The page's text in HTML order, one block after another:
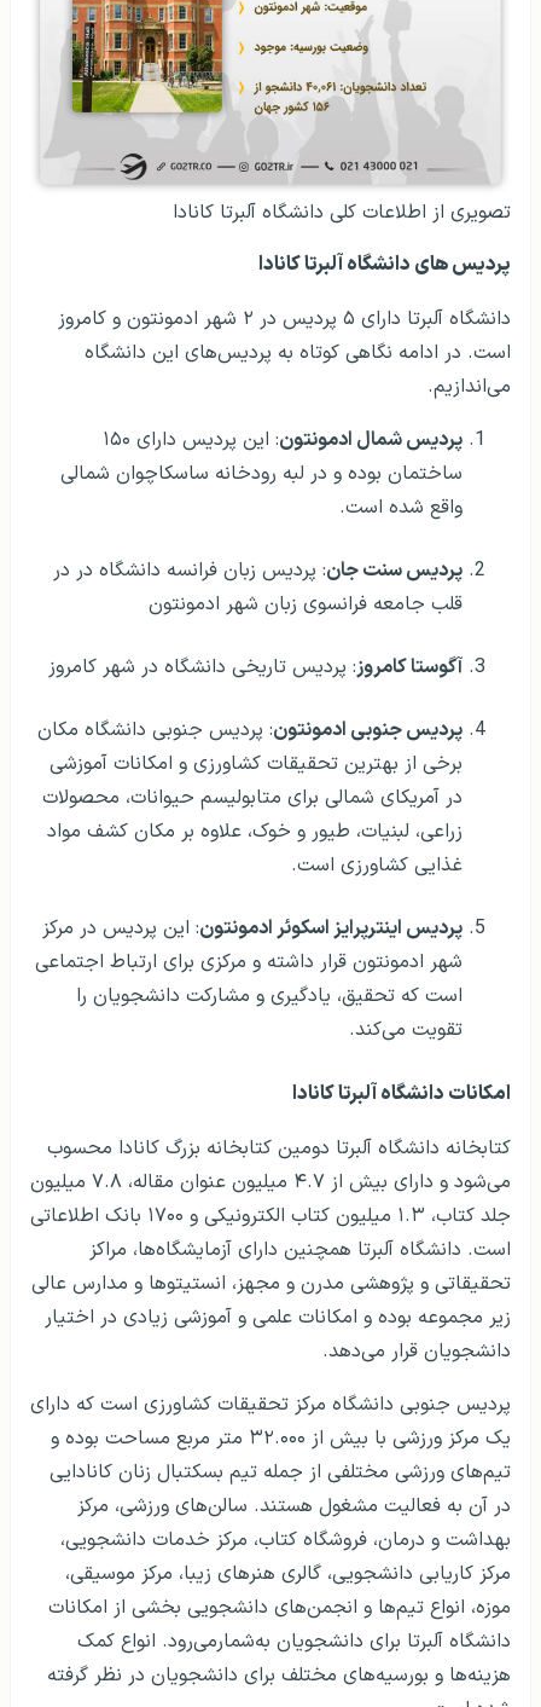
تصویری از اطلاعات کلی دانشگاه آلبرتا کانادا
پردیس های دانشگاه آلبرتا کانادا
دانشگاه آلبرتا دارای ۵ پردیس در ۲ شهر ادمونتون و کامروز
است. در ادامه نگاهی کوتاه به پردیس‌های این دانشگاه
می‌اندازیم.
پردیس شمال ادمونتون
: این پردیس دارای ۱۵۰
ساختمان بوده و در لبه رودخانه ساسکاچوان شمالی
واقع شده است.
پردیس سنت جان: پردیس زبان فرانسه دانشگاه در در
قلب جامعه فرانسوی زبان شهر ادمونتون
آگوستا کامروز: پردیس تاریخی دانشگاه در شهر کامروز
پردیس جنوبی ادمونتون: پردیس جنوبی دانشگاه مکان
برخی از بهترین تحقیقات کشاورزی و امکانات آموزشی
در آمریکای شمالی برای متابولیسم حیوانات، محصولات
زراعی، لبنیات، طیور و خوک، علاوه بر مکان کشف مواد
غذایی کشاورزی است.
پردیس اینترپرایز اسکوئر ادمونتون: این پردیس در مرکز
شهر ادمونتون قرار داشته و مرکزی برای ارتباط اجتماعی
است که تحقیق، یادگیری و مشارکت دانشجویان را
تقویت می‌کند.
امکانات دانشگاه آلبرتا کانادا
کتابخانه دانشگاه آلبرتا دومین کتابخانه بزرگ کانادا محسوب
می‌شود و دارای بیش از ۴.۷ میلیون عنوان مقاله، ۷.۸ میلیون
جلد کتاب، ۱.۳ میلیون کتاب الکترونیکی و ۱۷۰۰ بانک اطلاعاتی
است. دانشگاه آلبرتا همچنین دارای آزمایشگاه‌ها، مراکز
تحقیقاتی و پژوهشی مدرن و مجهز، انستیتوها و مدارس عالی
زیر مجموعه بوده و امکانات علمی و آموزشی زیادی در اختیار
دانشجویان قرار می‌دهد.
پردیس جنوبی دانشگاه مرکز تحقیقات کشاورزی است که دارای
یک مرکز ورزشی با بیش از ۳۲.۰۰۰ متر مربع مساحت بوده و
تیم‌های ورزشی مختلفی از جمله تیم بسکتبال زنان کانادایی
در آن به فعالیت مشغول هستند. سالن‌های ورزشی، مرکز
بهداشت و درمان، فروشگاه کتاب، مرکز خدمات دانشجویی،
مرکز کاریابی دانشجویی، گالری هنرهای زیبا، مرکز موسیقی،
موزه، انواع تیم‌ها و انجمن‌های دانشجویی بخشی از امکانات
دانشگاه آلبرتا برای دانشجویان به‌شمارمی‌رود. انواع کمک
هزینه‌ها و بورسیه‌های مختلف برای دانشجویان در نظر گرفته